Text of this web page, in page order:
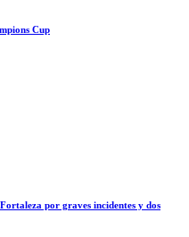
Cup
por graves incidentes y dos